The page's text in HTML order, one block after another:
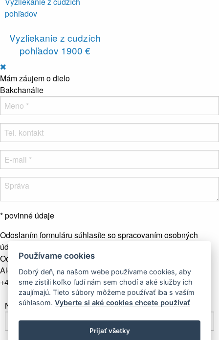
Vyzliekanie z cudzích
pohľadov 1900 €
Mám záujem o dielo
Bakchanálie
* povinné údaje
Odoslaním formuláru súhlasíte so spracovaním osobných
údajov.
Odoslať správu
Alebo nás kontaktujte telefonicky
+421 907 281 123
Newsletter
Používame cookies
Dobrý deň, na našom webe používame cookies, aby
sme zistili koľko ľudí nám sem chodí a aké služby ich
zaujímajú. Tieto súbory môžeme používať iba s vaším
súhlasom.Vyberte si aké cookies chcete používať
Prijať všetky